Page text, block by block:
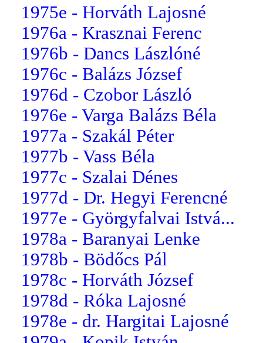
1975e - Horváth Lajosné
1976a - Krasznai Ferenc
1976b - Dancs Lászlóné
1976c - Balázs József
1976d - Czobor László
1976e - Varga Balázs Béla
1977a - Szakál Péter
1977b - Vass Béla
1977c - Szalai Dénes
1977d - Dr. Hegyi Ferencné
1977e - Györgyfalvai Istvá...
1978a - Baranyai Lenke
1978b - Bödőcs Pál
1978c - Horváth József
1978d - Róka Lajosné
1978e - dr. Hargitai Lajosné